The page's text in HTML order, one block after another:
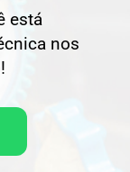
está
nos